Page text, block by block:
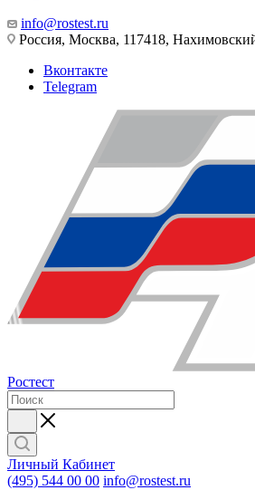
info@rostest.ru
Россия, Москва, 117418,
Вконтакте
Telegram
Ростест
Личный Кабинет
(495) 544 00 00 info@rostest.ru